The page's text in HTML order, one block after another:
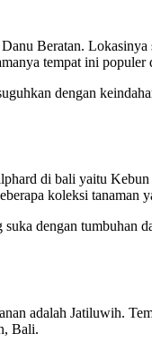
Beratan.
tempat ini
dengan
di bali yaitu
koleksi tanaman
dengan
adalah Jatiluwih.
Bali.